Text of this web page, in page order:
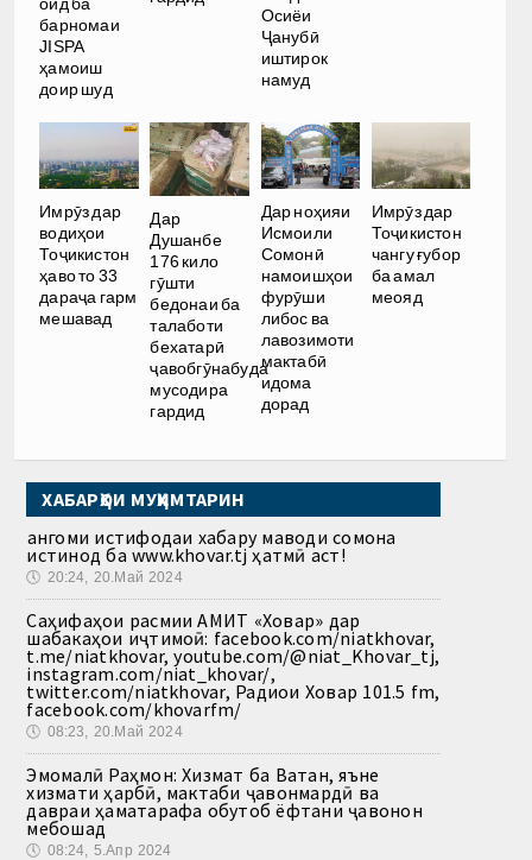
оид ба
барномаи
JISPA
ҳамоиш
доир шуд
Осиёи
Ҷанубӣ
иштирок
намуд
Имрӯз дар
водиҳои
Тоҷикистон
ҳаво то 33
дараҷа гарм
мешавад
Дар
Душанбе
176 кило
гӯшти
бедонаи ба
талаботи
бехатарӣ
ҷавобгӯнабуда
мусодира
гардид
Дар ноҳияи
Исмоили
Сомонӣ
намоишҳои
фурӯши
либос ва
лавозимоти
мактабӣ
идома
дорад
Имрӯз дар
Тоҷикистон
чангу ғубор
ба амал
меояд
ХАБАРҲОИ МУҲИМТАРИН
Ҳангоми истифодаи хабару маводи сомона
истинод ба www.khovar.tj ҳатмӣ аст!
🕔 20:24, 20.Май 2024
Саҳифаҳои расмии АМИТ «Ховар» дар
шабакаҳои иҷтимоӣ: facebook.com/niatkhovar,
t.me/niatkhovar, youtube.com/@niat_Khovar_tj,
instagram.com/niat_khovar/,
twitter.com/niatkhovar, Радиои Ховар 101.5 fm,
facebook.com/khovarfm/
🕔 08:23, 20.Май 2024
Эмомалӣ Раҳмон: Хизмат ба Ватан, яъне
хизмати ҳарбӣ, мактаби ҷавонмардӣ ва
давраи ҳаматарафа обутоб ёфтани ҷавонон
мебошад
🕔 08:24, 5.Апр 2024